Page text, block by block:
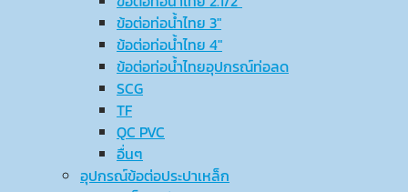
ข้อต่อท่อน้ำไทย 3″
ข้อต่อท่อน้ำไทย 4″
ข้อต่อท่อน้ำไทยอุปกรณ์ท่อลด
SCG
TF
QC PVC
อื่นๆ
อุปกรณ์ข้อต่อประปาเหล็ก